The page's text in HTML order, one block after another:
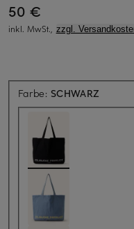
50 €
inkl. MwSt., zzgl.
Farbe: SCHWARZ